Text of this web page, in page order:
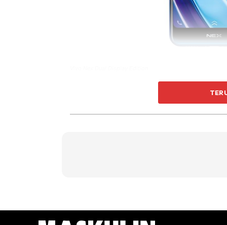
Walaupun sebelum ini Nubia X pernah
Vivo melakukannya dengan lebih